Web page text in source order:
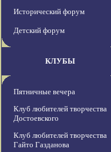
Исторический форум
Детский форум
КЛУБЫ
Пятничные вечера
Клуб любителей творчества
Достоевского
Клуб любителей творчества
Гайто Газданова